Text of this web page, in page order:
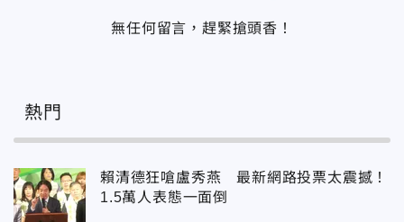
無任何留言，趕緊搶頭香！
熱門
賴清德狂嗆盧秀燕 最新網路投票太震撼！
1.5萬人表態一面倒